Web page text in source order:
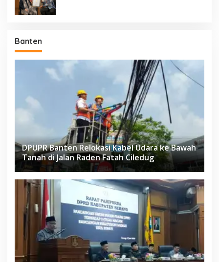
Banten
DPUPR Banten Relokasi Kabel Udara ke Bawah
Tanah di Jalan Raden Fatah Ciledug